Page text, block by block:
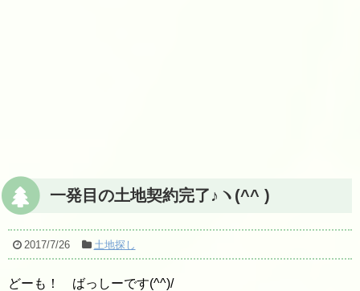
一発目の土地契約完了♪ヽ(^^ )
2017/7/26 土地探し
どーも！ ばっしーです(^^)/